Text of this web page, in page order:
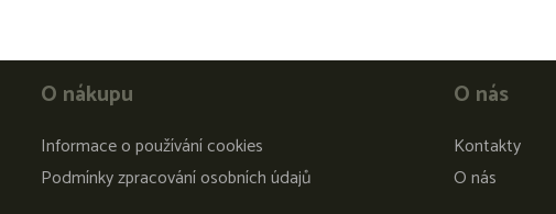
O nákupu
Informace o používání cookies
Podmínky zpracování osobních údajů
O nás
Kontakty
O nás